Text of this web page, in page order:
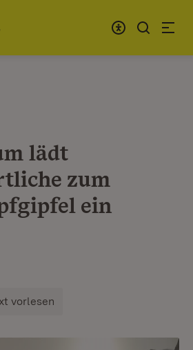
lädt
zum
ein
vorlesen